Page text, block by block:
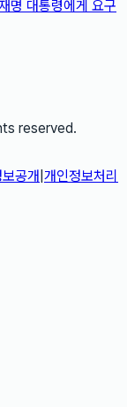
명 대통령에게 요구
reserved.
공개 개인정보처리